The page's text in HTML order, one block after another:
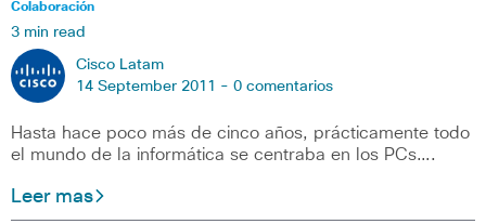
Colaboración
3 min read
Cisco Latam
14 September 2011 - 0 comentarios
Hasta hace poco más de cinco años, prácticamente todo
el mundo de la informática se centraba en los PCs….
Leer mas